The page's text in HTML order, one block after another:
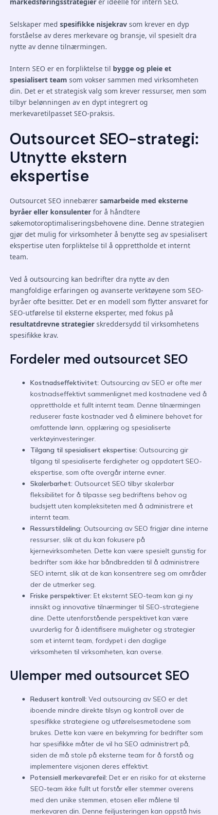
Selskaper med spesifikke nisjekrav som krever en dyp
forståelse av deres merkevare og bransje, vil spesielt dra
nytte av denne tilnærmingen.
Intern SEO er en forpliktelse til bygge og pleie et
spesialisert team som vokser sammen med virksomheten
din. Det er et strategisk valg som krever ressurser, men som
tilbyr belønningen av en dypt integrert og
merkevaretilpasset SEO-praksis.
Outsourcet SEO-strategi:
Utnytte ekstern
ekspertise
Outsourcet SEO innebærer samarbeide med eksterne
byråer eller konsulenter for å håndtere
søkemotoroptimaliseringsbehovene dine. Denne strategien
gjør det mulig for virksomheter å benytte seg av spesialisert
ekspertise uten forpliktelse til å opprettholde et internt
team.
Ved å outsourcing kan bedrifter dra nytte av den
mangfoldige erfaringen og avanserte verktøyene som SEO-
byråer ofte besitter. Det er en modell som flytter ansvaret for
SEO-utførelse til eksterne eksperter, med fokus på
resultatdrevne strategier skreddersydd til virksomhetens
spesifikke krav.
Fordeler med outsourcet SEO
Kostnadseffektivitet: Outsourcing av SEO er ofte mer
kostnadseffektivt sammenlignet med kostnadene ved å
opprettholde et fullt internt team. Denne tilnærmingen
reduserer faste kostnader ved å eliminere behovet for
omfattende lønn, opplæring og spesialiserte
verktøyinvesteringer.
Tilgang til spesialisert ekspertise: Outsourcing gir
tilgang til spesialiserte ferdigheter og oppdatert SEO-
ekspertise, som ofte overgår interne evner.
Skalerbarhet: Outsourcet SEO tilbyr skalerbar
fleksibilitet for å tilpasse seg bedriftens behov og
budsjett uten kompleksiteten med å administrere et
internt team.
Ressurstildeling: Outsourcing av SEO frigjør dine interne
ressurser, slik at du kan fokusere på
kjernevirksomheten. Dette kan være spesielt gunstig for
bedrifter som ikke har båndbredden til å administrere
SEO internt, slik at de kan konsentrere seg om områder
der de utmerker seg.
Friske perspektiver: Et eksternt SEO-team kan gi ny
innsikt og innovative tilnærminger til SEO-strategiene
dine. Dette utenforstående perspektivet kan være
uvurderlig for å identifisere muligheter og strategier
som et internt team, fordypet i den daglige
virksomheten til virksomheten, kan overse.
Ulemper med outsourcet SEO
Redusert kontroll: Ved outsourcing av SEO er det
iboende mindre direkte tilsyn og kontroll over de
spesifikke strategiene og utførelsesmetodene som
brukes. Dette kan være en bekymring for bedrifter som
har spesifikke måter de vil ha SEO administrert på,
siden de må stole på eksterne team for å forstå og
implementere visjonen deres effektivt.
Potensiell merkevarefeil: Det er en risiko for at eksterne
SEO-team ikke fullt ut forstår eller stemmer overens
med den unike stemmen, etosen eller målene til
merkevaren din. Denne feiljusteringen kan oppstå hvis